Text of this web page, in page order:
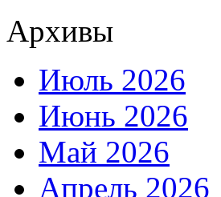
Архивы
Июль 2026
Июнь 2026
Май 2026
Апрель 2026